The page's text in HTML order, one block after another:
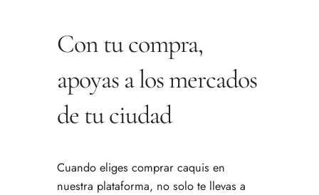
Con tu compra,
apoyas a los mercados
de tu ciudad
Cuando eliges comprar caquis en
nuestra plataforma, no solo te llevas a